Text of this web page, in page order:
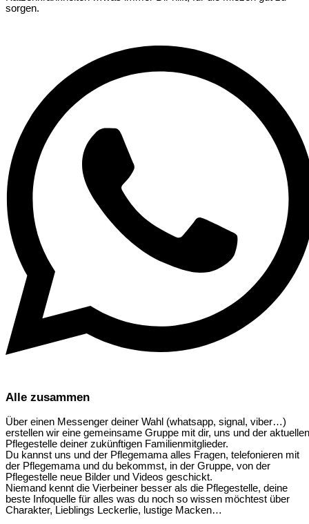
sorgen.
Alle zusammen
Über einen Messenger deiner Wahl (whatsapp, signal, viber…)
erstellen wir eine gemeinsame Gruppe mit dir, uns und der aktuellen
Pflegestelle deiner zukünftigen Familienmitglieder.
Du kannst uns und der Pflegemama alles Fragen, telefonieren mit
der Pflegemama und du bekommst, in der Gruppe, von der
Pflegestelle neue Bilder und Videos geschickt.
Niemand kennt die Vierbeiner besser als die Pflegestelle, deine
beste Infoquelle für alles was du noch so wissen möchtest über
Charakter, Lieblings Leckerlie, lustige Macken…